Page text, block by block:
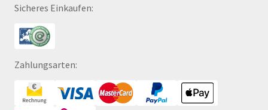
Sicheres Einkaufen:
Zahlungsarten: